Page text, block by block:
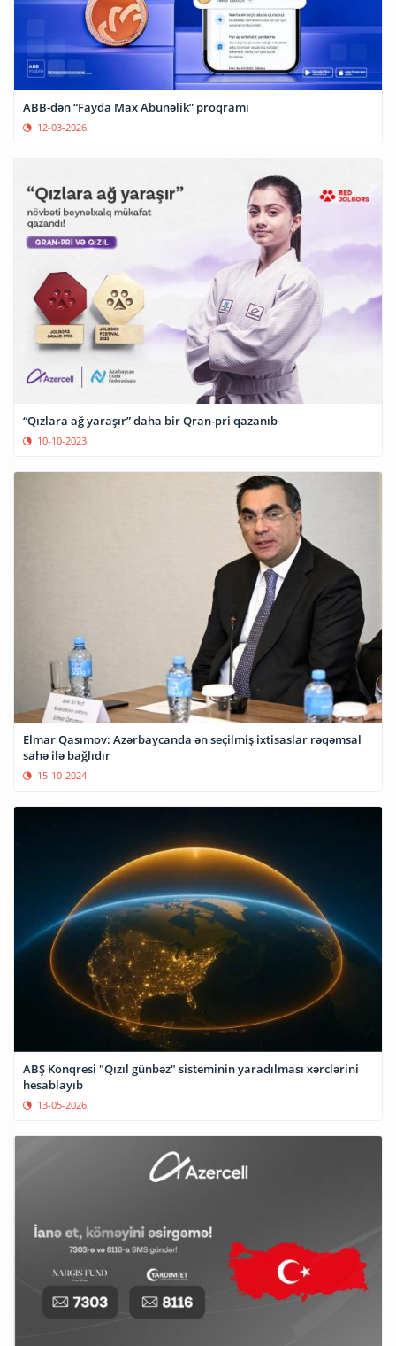
ABB-dən “Fayda Max Abunəlik” proqramı
12-03-2026
“Qızlara ağ yaraşır” daha bir Qran-pri qazanıb
10-10-2023
Elmar Qasımov: Azərbaycanda ən seçilmiş ixtisaslar rəqəmsal
sahə ilə bağlıdır
15-10-2024
ABŞ Konqresi "Qızıl günbəz" sisteminin yaradılması xərclərini
hesablayıb
13-05-2026